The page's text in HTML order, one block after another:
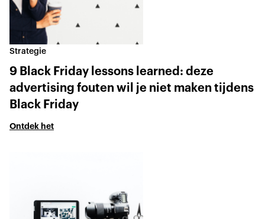
Strategie
9 Black Friday lessons learned: deze
advertising fouten wil je niet maken tijdens
Black Friday
Ontdek het